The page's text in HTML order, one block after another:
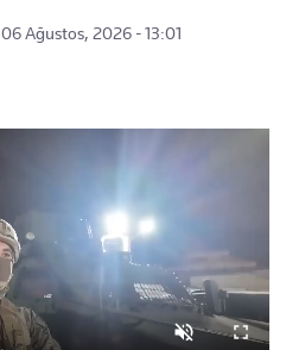
06 Ağustos, 2026 - 13:01